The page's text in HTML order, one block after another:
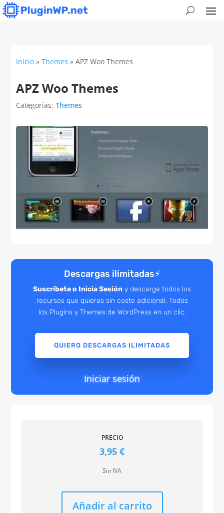
Inicio »Themes »APZ Woo Themes
APZ Woo Themes
Categorías:Themes
Descargas ilimitadas⚡
Suscríbete o Inicia Sesión y descarga todos los
recursos que quieras sin coste adicional. Todos
los Plugins y Themes de WordPress en un clic.
QUIERO DESCARGAS ILIMITADAS
Iniciar sesión
PRECIO
3,95 €
Sin IVA
Añadir al carrito